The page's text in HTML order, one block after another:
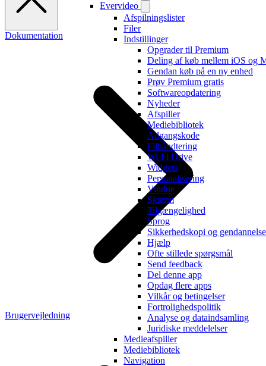
Evervideo
Afspilningslister
Filer
Indstillinger
Opgrader til Premium
Deling af køb mellem iOS og
Gendan køb på en ny enhed
Prøv Premium gratis
Softwareopdatering
Nyheder
Afspiller
Mediebibliotek
Adgangskode
Filhåndtering
Wi-Fi Drive
Widgets
Personalisering
Vindue
Skærm
Tilgængelighed
Sprog
Sikkerhedskopi og gendannelse
Hjælp
Ofte stillede spørgsmål
Send feedback
Del denne app
Opdag flere apps
Vilkår og betingelser
Fortrolighedspolitik
Analyse og dataindsamling
Juridiske meddelelser
Medieafspiller
Mediebibliotek
Navigation
Dokumentation
Brugervejledning